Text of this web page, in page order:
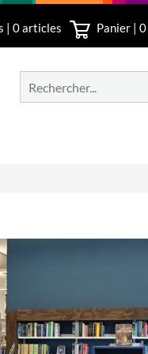
| 0 articles Panier | 0